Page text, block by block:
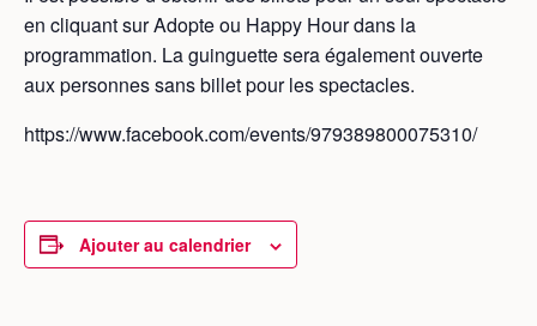
en cliquant sur Adopte ou Happy Hour dans la
programmation. La guinguette sera également ouverte
aux personnes sans billet pour les spectacles.
https://www.facebook.com/events/979389800075310/
Ajouter au calendrier